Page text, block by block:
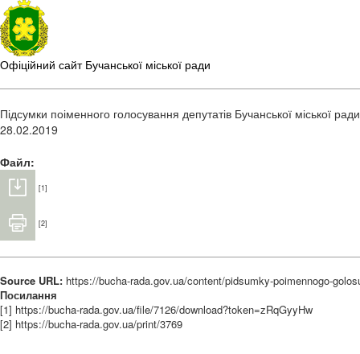
Офіційний сайт Бучанської міської ради
Підсумки поіменного голосування депутатів Бучанської міської
28.02.2019
Файл:
[1]
[2]
Source URL: https://bucha-rada.gov.ua/content/pidsumky-poimennogo-
Посилання
[1] https://bucha-rada.gov.ua/file/7126/download?token=zRqGyyHw
[2] https://bucha-rada.gov.ua/print/3769